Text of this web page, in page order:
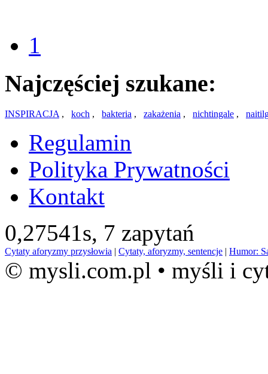
1
Najczęściej szukane:
INSPIRACJA , koch , bakteria , zakażenia , nichtingale ,
Regulamin
Polityka Prywatności
Kontakt
0,27541s, 7 zapytań
Cytaty aforyzmy przysłowia | Cytaty, aforyzmy, sentencje | Humor:
© mysli.com.pl • myśli i